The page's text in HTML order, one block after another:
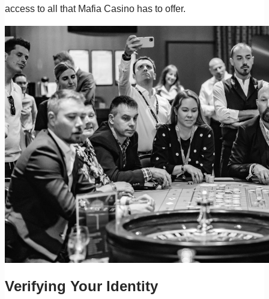
access to all that Mafia Casino has to offer.
Verifying Your Identity